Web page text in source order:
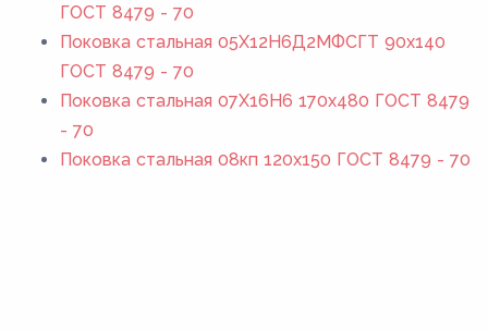
ГОСТ 8479 - 70
Поковка стальная 05Х12Н6Д2МФСГТ 90x140
ГОСТ 8479 - 70
Поковка стальная 07Х16Н6 170x480 ГОСТ 8479
- 70
Поковка стальная 08кп 120x150 ГОСТ 8479 - 70